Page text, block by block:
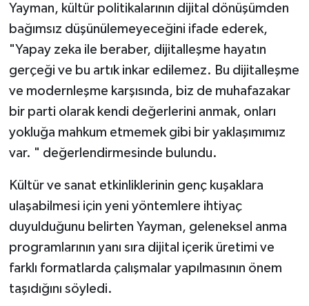
Yayman, kültür politikalarının dijital dönüşümden
bağımsız düşünülemeyeceğini ifade ederek,
"Yapay zeka ile beraber, dijitalleşme hayatın
gerçeği ve bu artık inkar edilemez. Bu dijitalleşme
ve modernleşme karşısında, biz de muhafazakar
bir parti olarak kendi değerlerini anmak, onları
yokluğa mahkum etmemek gibi bir yaklaşımımız
var. " değerlendirmesinde bulundu.
Kültür ve sanat etkinliklerinin genç kuşaklara
ulaşabilmesi için yeni yöntemlere ihtiyaç
duyulduğunu belirten Yayman, geleneksel anma
programlarının yanı sıra dijital içerik üretimi ve
farklı formatlarda çalışmalar yapılmasının önem
taşıdığını söyledi.